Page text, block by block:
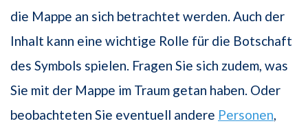
die Mappe an sich betrachtet werden. Auch der
Inhalt kann eine wichtige Rolle für die Botschaft
des Symbols spielen. Fragen Sie sich zudem, was
Sie mit der Mappe im Traum getan haben. Oder
beobachteten Sie eventuell andere Personen